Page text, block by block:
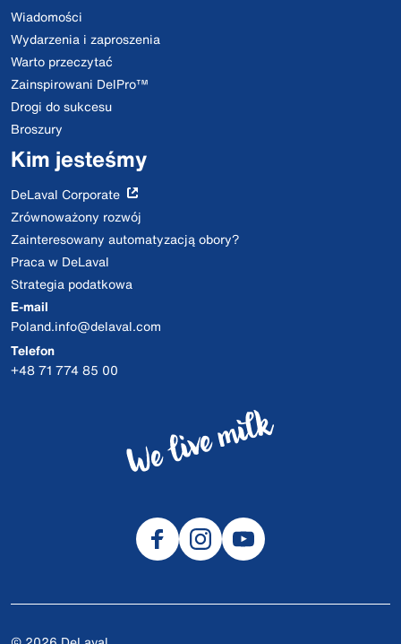
Wiadomości
Wydarzenia i zaproszenia
Warto przeczytać
Zainspirowani DelPro™
Drogi do sukcesu
Broszury
Kim jesteśmy
DeLaval Corporate
Zrównoważony rozwój
Zainteresowany automatyzacją obory?
Praca w DeLaval
Strategia podatkowa
E-mail
Poland.info@delaval.com
Telefon
+48 71 774 85 00